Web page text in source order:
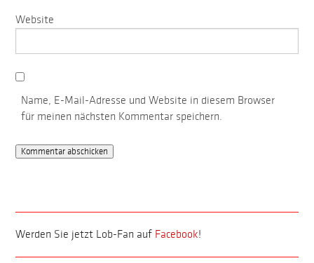
Website
Name, E-Mail-Adresse und Website in diesem Browser
für meinen nächsten Kommentar speichern.
Werden Sie jetzt Lob-Fan auf Facebook!